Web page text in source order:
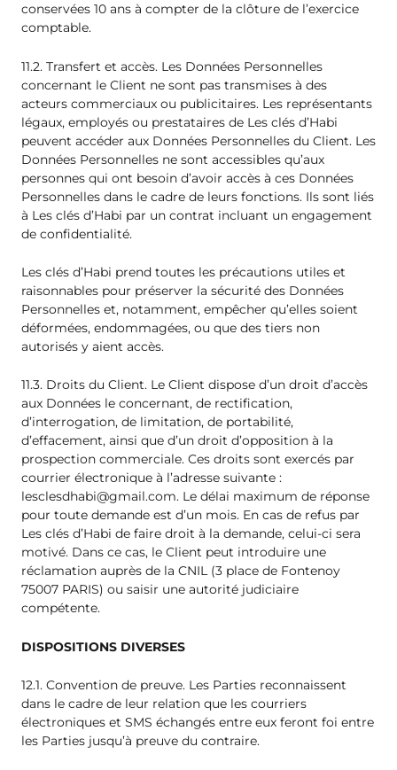
conservées 10 ans à compter de la clôture de l’exercice
comptable.
11.2. Transfert et accès. Les Données Personnelles
concernant le Client ne sont pas transmises à des
acteurs commerciaux ou publicitaires. Les représentants
légaux, employés ou prestataires de Les clés d’Habi
peuvent accéder aux Données Personnelles du Client. Les
Données Personnelles ne sont accessibles qu’aux
personnes qui ont besoin d’avoir accès à ces Données
Personnelles dans le cadre de leurs fonctions. Ils sont liés
à Les clés d’Habi par un contrat incluant un engagement
de confidentialité.
Les clés d’Habi prend toutes les précautions utiles et
raisonnables pour préserver la sécurité des Données
Personnelles et, notamment, empêcher qu’elles soient
déformées, endommagées, ou que des tiers non
autorisés y aient accès.
11.3. Droits du Client. Le Client dispose d’un droit d’accès
aux Données le concernant, de rectification,
d’interrogation, de limitation, de portabilité,
d’effacement, ainsi que d’un droit d’opposition à la
prospection commerciale. Ces droits sont exercés par
courrier électronique à l’adresse suivante :
lesclesdhabi@gmail.com. Le délai maximum de réponse
pour toute demande est d’un mois. En cas de refus par
Les clés d’Habi de faire droit à la demande, celui-ci sera
motivé. Dans ce cas, le Client peut introduire une
réclamation auprès de la CNIL (3 place de Fontenoy
75007 PARIS) ou saisir une autorité judiciaire
compétente.
DISPOSITIONS DIVERSES
12.1. Convention de preuve. Les Parties reconnaissent
dans le cadre de leur relation que les courriers
électroniques et SMS échangés entre eux feront foi entre
les Parties jusqu’à preuve du contraire.